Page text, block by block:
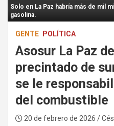
Solo en La Paz habría más de mil
gasolina.
GENTE POLÍTICA
Asosur La Paz
precintado de
se le
del combustible
20 de febrero de 2026 /